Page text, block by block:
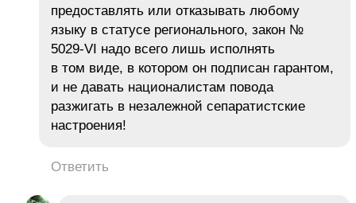
предоставлять или отказывать любому
языку в статусе регионального, закон №
5029-VI надо всего лишь исполнять
в том виде, в котором он подписан гарантом,
и не давать националистам повода
разжигать в незалежной сепаратистские
настроения!
Ответить